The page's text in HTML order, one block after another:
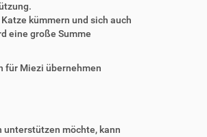
kümmern und sich auch
eine große Summe
für Miezi übernehmen
unterstützen möchte, kann